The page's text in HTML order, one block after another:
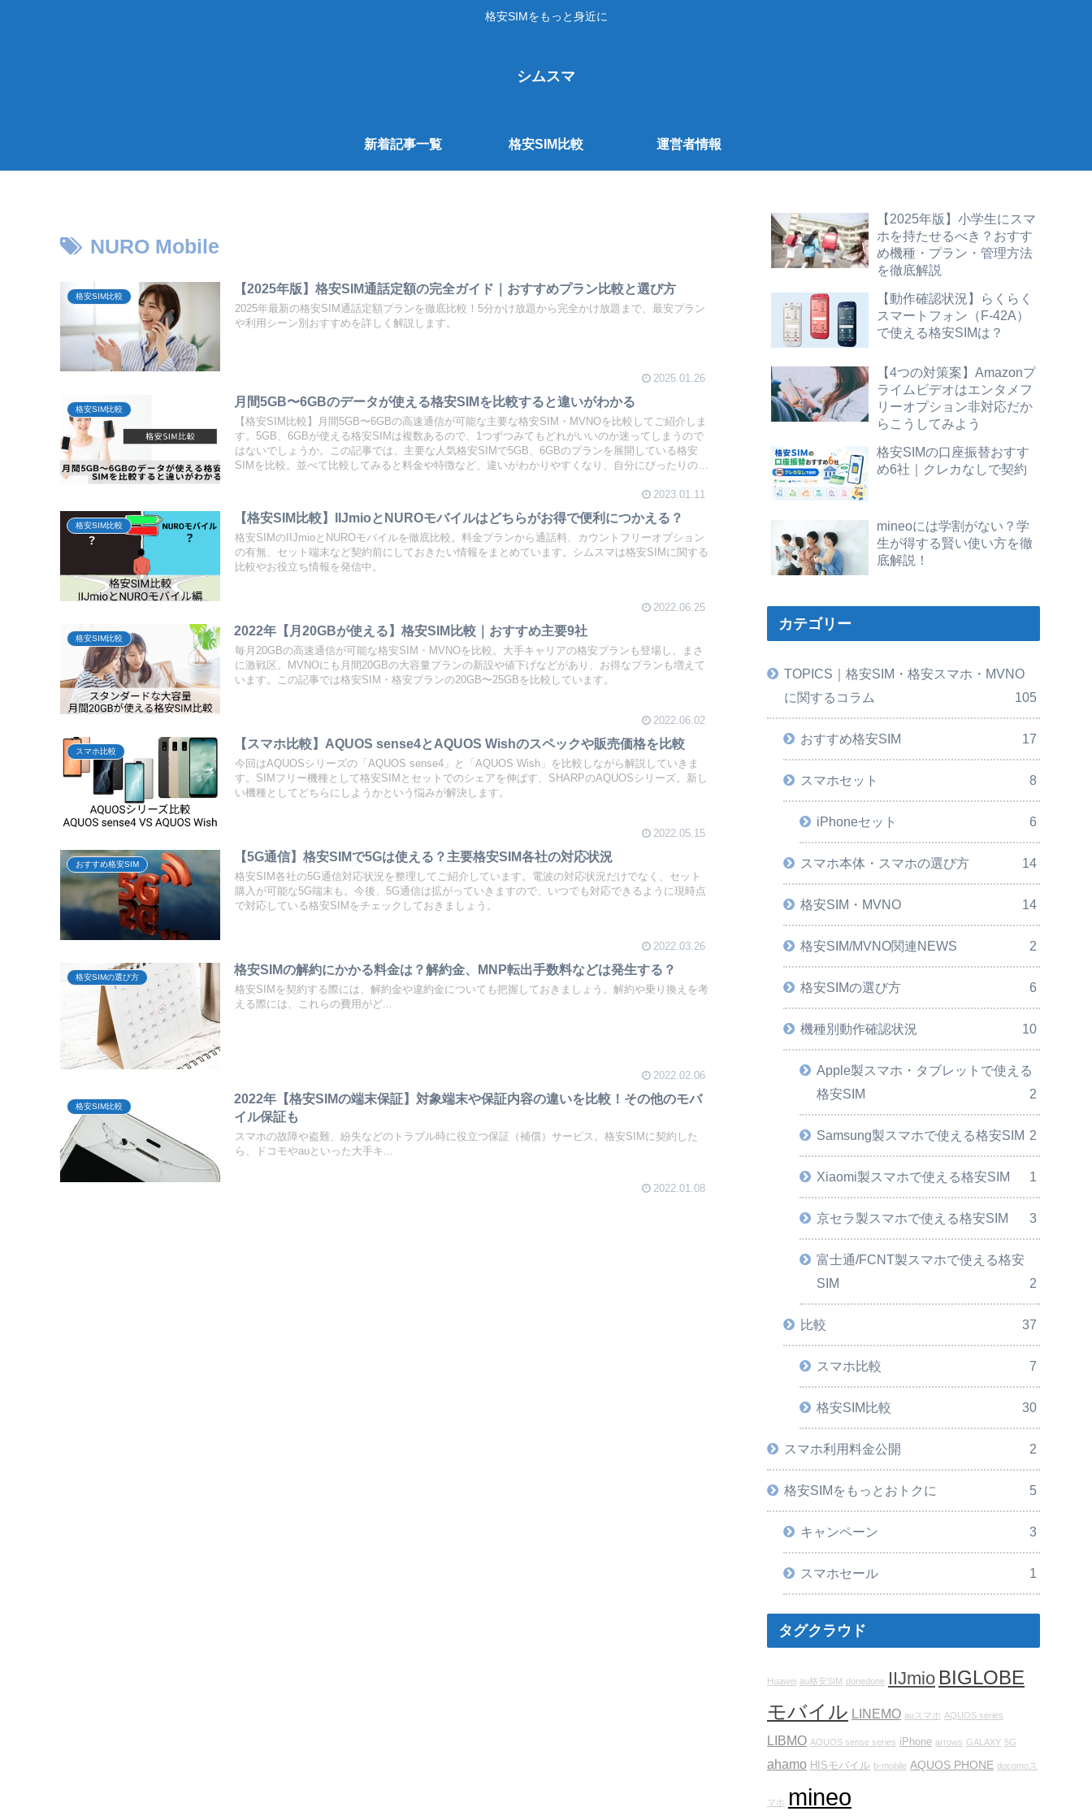
格安SIMをもっと身近に
シムスマ
新着記事一覧 格安SIM比較 運営者情報
NURO Mobile
格安SIM比較
【2025年版】格安SIM通話定額の完全ガイド｜おすすめプラン比較と選び方
2025年最新の格安SIM通話定額プランを徹底比較！5分かけ放題から完全かけ放題まで、最安プラン
や利用シーン別おすすめを詳しく解説します。
2025.01.26
格安SIM比較
月間5GB〜6GBのデータが使える格安SIMを比較すると違いがわかる
【格安SIM比較】月間5GB〜6GBの高速通信が可能な主要な格安SIM・MVNOを比較してご紹介しま
す。5GB、6GBが使える格安SIMは複数あるので、1つずつみてもどれがいいのか迷ってしまうので
はないでしょうか。この記事では、主要な人気格安SIMで5GB、6GBのプランを展開している格安
SIMを比較。並べて比較してみると料金や特徴など、違いがわかりやすくなり、自分にぴったりの格
2023.01.11
格安SIM比較
【格安SIM比較】IIJmioとNUROモバイルはどちらがお得で便利につかえる？
格安SIMのIIJmioとNUROモバイルを徹底比較。料金プランから通話料、カウントフリーオプション
の有無、セット端末など契約前にしておきたい情報をまとめています。シムスマは格安SIMに関する
比較やお役立ち情報を発信中。
2022.06.25
格安SIM比較
2022年【月20GBが使える】格安SIM比較｜おすすめ主要9社
毎月20GBの高速通信が可能な格安SIM・MVNOを比較。大手キャリアの格安プランも登場し、まさ
に激戦区。MVNOにも月間20GBの大容量プランの新設や値下げなどがあり、お得なプランも増えて
います。この記事では格安SIM・格安プランの20GB〜25GBを比較しています。
2022.06.02
スマホ比較
【スマホ比較】AQUOS sense4とAQUOS Wishのスペックや販売価格を比較
今回はAQUOSシリーズの「AQUOS sense4」と「AQUOS Wish」を比較しながら解説していきま
す。SIMフリー機種として格安SIMとセットでのシェアを伸ばす、SHARPのAQUOSシリーズ。新し
い機種としてどちらにしようかという悩みが解決します。
2022.05.15
おすすめ格安SIM
【5G通信】格安SIMで5Gは使える？主要格安SIM各社の対応状況
格安SIM各社の5G通信対応状況を整理してご紹介しています。電波の対応状況だけでなく、セット
購入が可能な5G端末も。今後、5G通信は拡がっていきますので、いつでも対応できるように現時点
で対応している格安SIMをチェックしておきましょう。
2022.03.26
格安SIMの選び方
格安SIMの解約にかかる料金は？解約金、MNP転出手数料などは発生する？
格安SIMを契約する際には、解約金や違約金についても把握しておきましょう。解約や乗り換えを考
える際には、これらの費用がど...
2022.02.06
格安SIM比較
2022年【格安SIMの端末保証】対象端末や保証内容の違いを比較！その他のモバ
イル保証も
スマホの故障や盗難、紛失などのトラブル時に役立つ保証（補償）サービス。格安SIMに契約した
ら、ドコモやauといった大手キ...
2022.01.08
【2025年版】小学生にスマ
ホを持たせるべき？おすす
め機種・プラン・管理方法
を徹底解説
【動作確認状況】らくらく
スマートフォン（F-42A）
で使える格安SIMは？
【4つの対策案】Amazonプ
ライムビデオはエンタメフ
リーオプション非対応だか
らこうしてみよう
格安SIMの口座振替おすす
め6社｜クレカなしで契約
mineoには学割がない？学
生が得する賢い使い方を徹
底解説！
カテゴリー
TOPICS｜格安SIM・格安スマホ・MVNO
に関するコラム
105
おすすめ格安SIM 17
スマホセット 8
iPhoneセット 6
スマホ本体・スマホの選び方 14
格安SIM・MVNO 14
格安SIM/MVNO関連NEWS 2
格安SIMの選び方 6
機種別動作確認状況 10
Apple製スマホ・タブレットで使える
格安SIM
2
Samsung製スマホで使える格安SIM 2
Xiaomi製スマホで使える格安SIM 1
京セラ製スマホで使える格安SIM 3
富士通/FCNT製スマホで使える格安
SIM
2
比較 37
スマホ比較 7
格安SIM比較 30
スマホ利用料金公開 2
格安SIMをもっとおトクに 5
キャンペーン 3
スマホセール 1
タグクラウド
Huawei au格安SIM donedone IIJmio BIGLOBE
モバイル LINEMO auスマホ AQUOS series
LIBMO AQUOS sense series iPhone arrows GALAXY 5G
ahamo HISモバイル b-mobile AQUOS PHONE docomoス
マホ mineo